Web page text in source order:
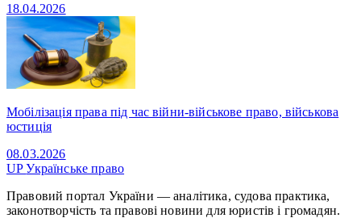
18.04.2026
Мобілізація права під час війни-військове право, військова
юстиція
08.03.2026
UPУкраїнське право
Правовий портал України — аналітика, судова практика,
законотворчість та правові новини для юристів і громадян.